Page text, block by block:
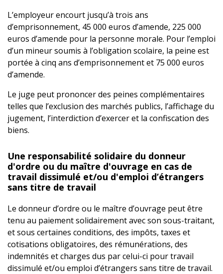
L’employeur encourt jusqu’à trois ans
d’emprisonnement, 45 000 euros d’amende, 225 000
euros d’amende pour la personne morale. Pour l’emploi
d’un mineur soumis à l’obligation scolaire, la peine est
portée à cinq ans d’emprisonnement et 75 000 euros
d’amende.
Le juge peut prononcer des peines complémentaires
telles que l’exclusion des marchés publics, l’affichage du
jugement, l’interdiction d’exercer et la confiscation des
biens.
Une responsabilité solidaire du donneur
d'ordre ou du maître d'ouvrage en cas de
travail dissimulé et/ou d'emploi d’étrangers
sans titre de travail
Le donneur d’ordre ou le maître d’ouvrage peut être
tenu au paiement solidairement avec son sous-traitant,
et sous certaines conditions, des impôts, taxes et
cotisations obligatoires, des rémunérations, des
indemnités et charges dus par celui-ci pour travail
dissimulé et/ou emploi d’étrangers sans titre de travail.